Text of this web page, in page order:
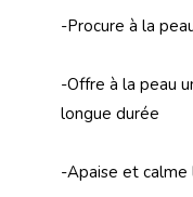
-Procure à la
-Offre à la peau
longue durée
-Apaise et calme